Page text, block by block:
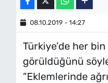
08.10.2019 - 14:27
Türkiye’de her
görüldüğünü
“Eklemlerinde